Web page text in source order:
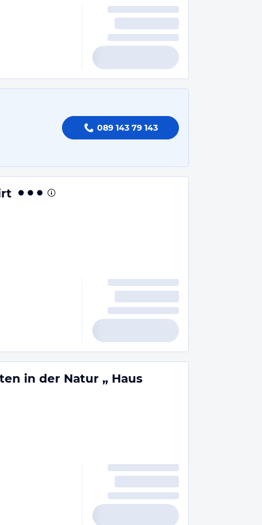
089 143 79 143
in der Natur „ Haus